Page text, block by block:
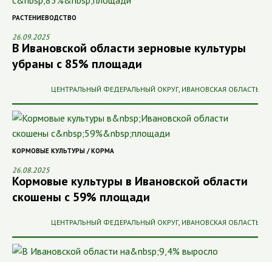
РАСТЕНИЕВОДСТВО
26.09.2025
В Ивановской области зерновые культуры
убраны с 85% площади
ЦЕНТРАЛЬНЫЙ ФЕДЕРАЛЬНЫЙ ОКРУГ, ИВАНОВСКАЯ ОБЛАСТЬ
КОРМОВЫЕ КУЛЬТУРЫ / КОРМА
26.08.2025
Кормовые культуры в Ивановской области
скошены с 59% площади
ЦЕНТРАЛЬНЫЙ ФЕДЕРАЛЬНЫЙ ОКРУГ, ИВАНОВСКАЯ ОБЛАСТЬ